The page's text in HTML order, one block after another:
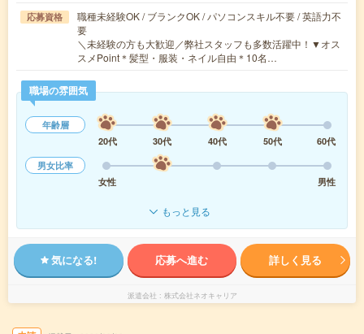
応募資格
職種未経験OK / ブランクOK / パソコンスキル不要 / 英語力不
要
＼未経験の方も大歓迎／弊社スタッフも多数活躍中！▼オス
スメPoint＊髪型・服装・ネイル自由＊10名…
職場の雰囲気
年齢層
20代
30代 40代 50代
60代
男女比率
女性
男性
もっと見る
気になる! 応募へ進む 詳しく見る
派遣会社 株式会社ネオキャリア